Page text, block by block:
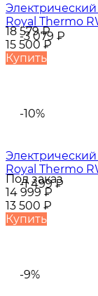
-3 079 ₽
Royal Thermo
18 579₽
15 500₽
Купить
-10%
-1 499₽
Royal Thermo
Под заказ
14 999₽
13 500 ₽
Купить
-9%